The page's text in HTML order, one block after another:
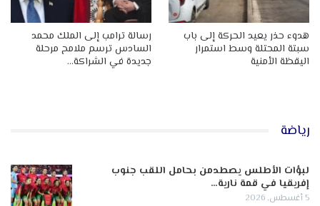
هدوء حذر يعيد الحركة إلى باب
سبتة المحتلة وسط استمرار
اليقظة الأمنية
رسالة ترامب إلى الملك محمد
السادس ترسم ملامح مرحلة
جديدة في الشراكة…
رياضة
لبؤات الأطلس يصطدمن بحامل اللقب جنوب
إفريقيا في قمة نارية…
5 أغسطس, 2026